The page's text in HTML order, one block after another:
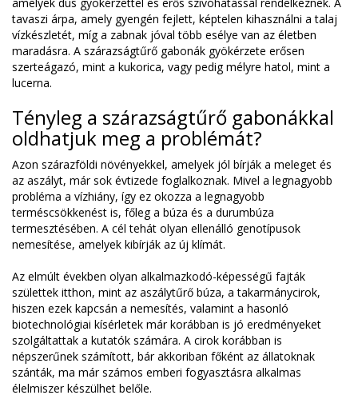
tavaszi árpa, amely gyengén fejlett, képtelen kihasználni a talaj
vízkészletét, míg a zabnak jóval több esélye van az életben
maradásra. A szárazságtűrő gabonák gyökérzete erősen
szerteágazó, mint a kukorica, vagy pedig mélyre hatol, mint a
lucerna.
Tényleg a szárazságtűrő gabonákkal
oldhatjuk meg a problémát?
Azon szárazföldi növényekkel, amelyek jól bírják a meleget és
az aszályt, már sok évtizede foglalkoznak. Mivel a legnagyobb
probléma a vízhiány, így ez okozza a legnagyobb
terméscsökkenést is, főleg a búza és a durumbúza
termesztésében. A cél tehát olyan ellenálló genotípusok
nemesítése, amelyek kibírják az új klímát.
Az elmúlt években olyan alkalmazkodó-képességű fajták
születtek itthon, mint az aszálytűrő búza, a takarmánycirok,
hiszen ezek kapcsán a nemesítés, valamint a hasonló
biotechnológiai kísérletek már korábban is jó eredményeket
szolgáltattak a kutatók számára. A cirok korábban is
népszerűnek számított, bár akkoriban főként az állatoknak
szánták, ma már számos emberi fogyasztásra alkalmas
élelmiszer készülhet belőle.